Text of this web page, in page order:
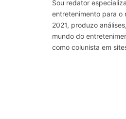
Sou redator
entretenimento para o
2021, produzo
mundo do
como colunista em